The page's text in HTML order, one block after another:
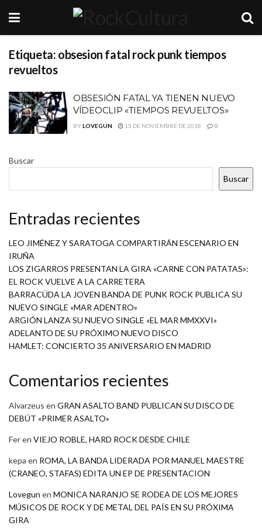
Etiqueta: obsesion fatal rock punk tiempos
revueltos
OBSESIÓN FATAL YA TIENEN NUEVO
VÍDEOCLIP «TIEMPOS REVUELTOS»
BYLOVEGUN 15 DE NOVIEMBRE DE 2018 0
Buscar
Buscar
Entradas recientes
LEO JIMÉNEZ Y SARATOGA COMPARTIRÁN ESCENARIO EN
IRUÑA
LOS ZIGARROS PRESENTAN LA GIRA «CARNE CON PATATAS»:
EL ROCK VUELVE A LA CARRETERA
BARRACÜDA LA JOVEN BANDA DE PUNK ROCK PUBLICA SU
NUEVO SINGLE «MAR ADENTRO»
ARGIÓN LANZA SU NUEVO SINGLE «EL MAR MMXXVI»
ADELANTO DE SU PRÓXIMO NUEVO DISCO
HAMLET: CONCIERTO 35 ANIVERSARIO EN MADRID
Comentarios recientes
Alvarzeus en GRAN ASALTO BAND PUBLICAN SU DISCO DE
DEBÚT «PRIMER ASALTO»
Feren VIEJO ROBLE, HARD ROCK DESDE CHILE
kepa en ROMA, LA BANDA LIDERADA POR MANUEL MAESTRE
(CRANEO, STAFAS) EDITA UN EP DE PRESENTACION
Lovegun en MONICA NARANJO SE RODEA DE LOS MEJORES
MÚSICOS DE ROCK Y DE METAL DEL PAÍS EN SU PRÓXIMA
GIRA